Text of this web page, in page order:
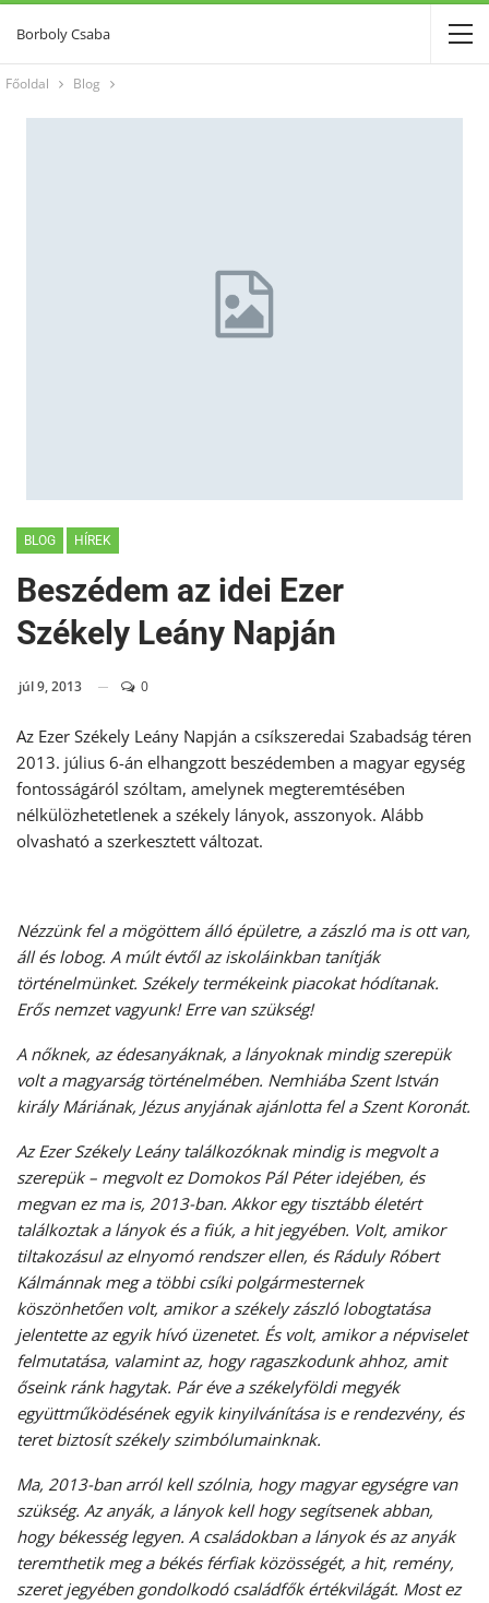
Borboly Csaba
Főoldal Blog
BLOG HÍREK
Beszédem az idei Ezer
Székely Leány Napján
júl 9, 2013 0
Az Ezer Székely Leány Napján a csíkszeredai Szabadság téren
2013. július 6-án elhangzott beszédemben a magyar egység
fontosságáról szóltam, amelynek megteremtésében
nélkülözhetetlenek a székely lányok, asszonyok. Alább
olvasható a szerkesztett változat.
Nézzünk fel a mögöttem álló épületre, a zászló ma is ott van,
áll és lobog. A múlt évtől az iskoláinkban tanítják
történelmünket. Székely termékeink piacokat hódítanak.
Erős nemzet vagyunk! Erre van szükség!
A nőknek, az édesanyáknak, a lányoknak mindig szerepük
volt a magyarság történelmében. Nemhiába Szent István
király Máriának, Jézus anyjának ajánlotta fel a Szent Koronát.
Az Ezer Székely Leány találkozóknak mindig is megvolt a
szerepük – megvolt ez Domokos Pál Péter idejében, és
megvan ez ma is, 2013-ban. Akkor egy tisztább életért
találkoztak a lányok és a fiúk, a hit jegyében. Volt, amikor
tiltakozásul az elnyomó rendszer ellen, és Ráduly Róbert
Kálmánnak meg a többi csíki polgármesternek
köszönhetően volt, amikor a székely zászló lobogtatása
jelentette az egyik hívó üzenetet. És volt, amikor a népviselet
felmutatása, valamint az, hogy ragaszkodunk ahhoz, amit
őseink ránk hagytak. Pár éve a székelyföldi megyék
együttműködésének egyik kinyilvánítása is e rendezvény, és
teret biztosít székely szimbólumainknak.
Ma, 2013-ban arról kell szólnia, hogy magyar egységre van
szükség. Az anyák, a lányok kell hogy segítsenek abban,
hogy békesség legyen. A családokban a lányok és az anyák
teremthetik meg a békés férfiak közösségét, a hit, remény,
szeret jegyében gondolkodó családfők értékvilágát. Most ez